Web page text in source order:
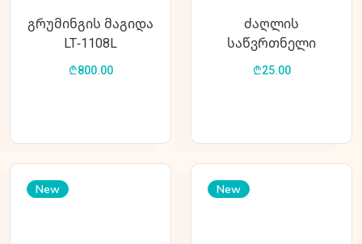
გრუმინგის მაგიდა
LT-1108L
₾800.00
ძაღლის
საწვრთნელი
სათამაშო განტელი
₾25.00
New New